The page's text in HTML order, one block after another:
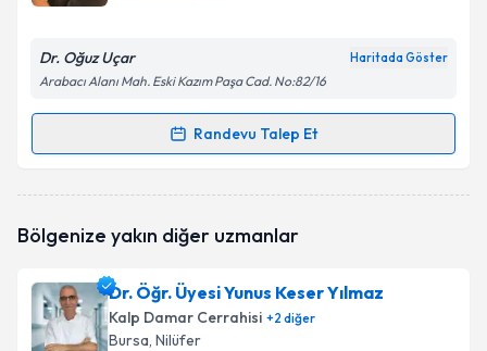
Dr. Oğuz Uçar Haritada Göster
Arabacı Alanı Mah. Eski Kazım Paşa Cad. No:82/16
Randevu Talep Et
Randevu Takvimi Talebi
Size bu uzmandan randevu almanız için bir takvim
E-posta Adresiniz
Bölgenize yakın diğer uzmanlar
Dr. Öğr. Üyesi Yunus Keser Yılmaz
Kalp Damar Cerrahisi +2 diğer
Bursa, Nilüfer